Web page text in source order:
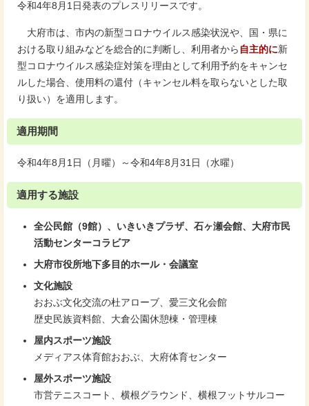
令和4年8月1日発表のプレスリリースです。
大府市は、市内の新型コロナウイルス感染状況や、国・県に
おける取り組みなどを総合的に判断し、利用者から 自主的に新
型コロナウイルス感染症対策を理由として利用予約をキャンセ
ルした場合、使用料の還付（キャンセル料を取らないとした取
り扱い）を適用します。
適用期間
令和4年8月1日（月曜）～令和4年8月31日（水曜）
適用する施設
全公民館（9館）、いきいきプラザ、石ヶ瀬会館、大府市民
活動センターコラビア
大府市役所地下多目的ホール・会議室
文化施設
おおぶ文化交流の杜アローブ、愛三文化会館
歴史民族資料館、大倉公園休憩棟・管理棟
屋内スポーツ施設
メディアス体育館おおぶ、大府体育センター
屋外スポーツ施設
市営テニスコート、横根グラウンド、横根フットサルコー